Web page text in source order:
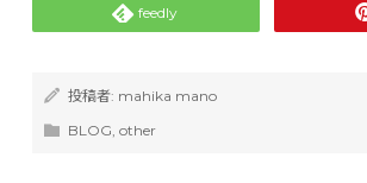
feedly
投稿者: mahika mano
BLOG,other